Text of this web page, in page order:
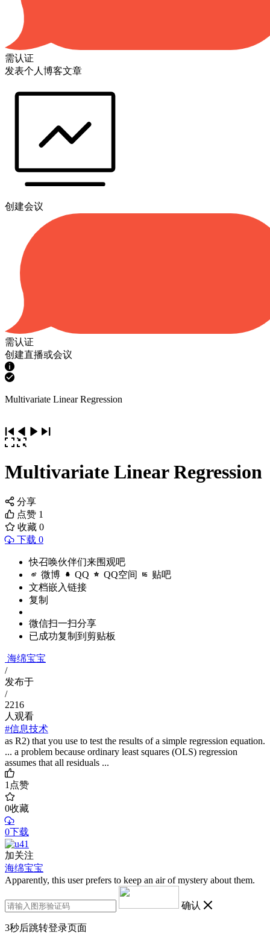
需认证
发表个人博客文章
创建会议
需认证
创建直播或会议
Multivariate Linear Regression
Multivariate Linear Regression
分享
点赞 1
收藏 0
下载 0
快召唤伙伴们来围观吧
微博 QQ QQ空间 贴吧
文档嵌入链接
复制
微信扫一扫分享
已成功复制到剪贴板
海绵宝宝
/
发布于
/
2216
人观看
#信息技术
as R2) that you use to test the results of a simple regression equation.
... a problem because ordinary least squares (OLS) regression
assumes that all residuals ...
1点赞
0收藏
0下载
加关注
海绵宝宝
Apparently, this user prefers to keep an air of mystery about them.
确认
3秒后跳转登录页面